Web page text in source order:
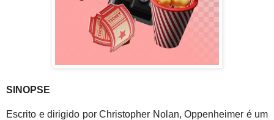
SINOPSE
Escrito e dirigido por Christopher Nolan, Oppenheimer é um